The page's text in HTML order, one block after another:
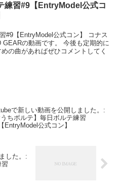
練習#9【EntryModel公式コ
#9【EntryModel公式コン】 コナス
の動画です。 今後も定期的に
の曲があればぜひコメントしてく
で新しい動画を公開しました。:
うちボルテ】毎日ボルテ練習
EntryModel公式コン】
した。:
習